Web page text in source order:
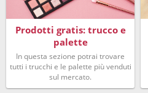
Prodotti gratis: trucco e
palette
In questa sezione potrai trovare
tutti i trucchi e le palette più venduti
sul mercato.